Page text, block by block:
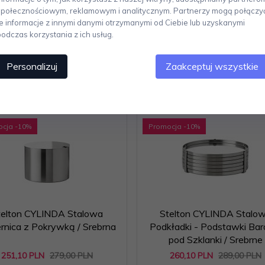
je na tle innych dzbanków. Stal szlachetna 18/8, tworzywo ABS,
-10%
CYLINDA Stalowa
z Pokrywką / Srebrna
251,10 PLN 279,00 PLN
Promocja -10%
Stelton CYLINDA
Podkładki - Podstawki
pod Szklanki / Srebrne
260,10 PLN 289,00 PLN
reklamowym i analitycznym. Partnerzy mogą
informacje z innymi danymi otrzymanymi od Ciebie lub uzyskanymi
korzystania z ich usług.
Personalizuj Zaakceptuj wszystkie